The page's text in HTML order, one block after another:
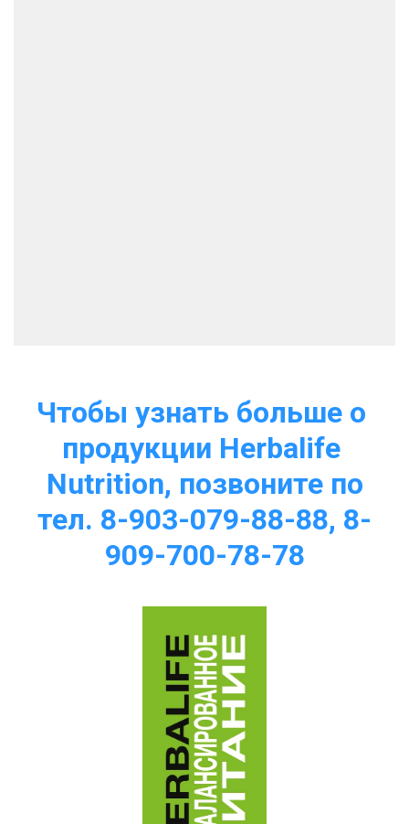
Чтобы узнать больше о
продукции Herbalife
Nutrition, позвоните по
тел. 8-903-079-88-88, 8-
909-700-78-78